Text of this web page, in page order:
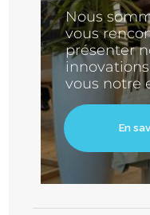
Nous
vous
présenter
vous notre
En